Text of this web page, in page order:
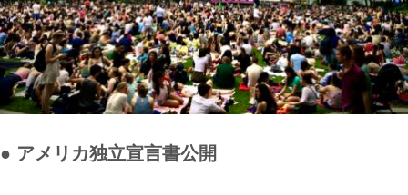
● アメリカ独立宣言書公開